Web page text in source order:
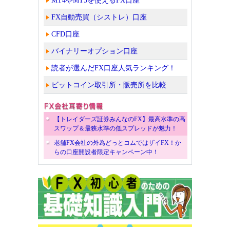
FX自動売買（シストレ）口座
CFD口座
バイナリーオプション口座
読者が選んだFX口座人気ランキング！
ビットコイン取引所・販売所を比較
【トレイダーズ証券みんなのFX】最高水準の高
スワップ＆最狭水準の低スプレッドが魅力！
老舗FX会社の外為どっとコムではザイFX！か
らの口座開設者限定キャンペーン中！